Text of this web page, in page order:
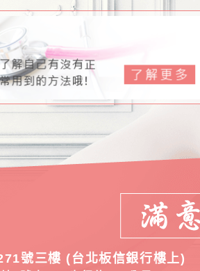
號三樓 (台北板信銀行樓上)